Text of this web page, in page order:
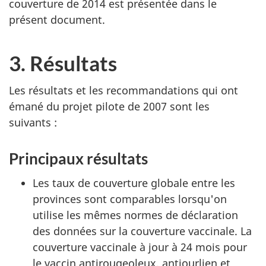
couverture de 2014 est présentée dans le
présent document.
3. Résultats
Les résultats et les recommandations qui ont
émané du projet pilote de 2007 sont les
suivants :
Principaux résultats
Les taux de couverture globale entre les
provinces sont comparables lorsqu'on
utilise les mêmes normes de déclaration
des données sur la couverture vaccinale. La
couverture vaccinale à jour à 24 mois pour
le vaccin antirougeoleux, antiourlien et